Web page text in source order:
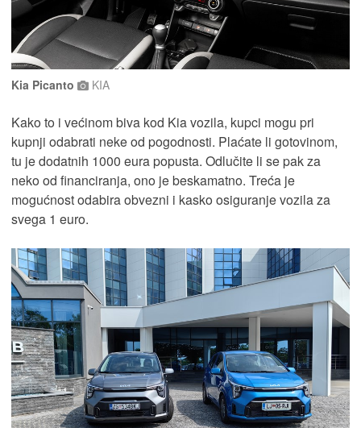
Kia Picanto KIA
Kako to i većinom biva kod Kia vozila, kupci mogu pri
kupnji odabrati neke od pogodnosti. Plaćate li gotovinom,
tu je dodatnih 1000 eura popusta. Odlučite li se pak za
neko od financiranja, ono je beskamatno. Treća je
mogućnost odabira obvezni i kasko osiguranje vozila za
svega 1 euro.